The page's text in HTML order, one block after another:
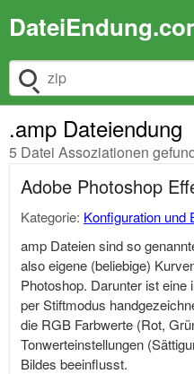
Dateiendung suchen
.amp Dateiendung
5 Datei Assoziationen
Adobe Photoshop
Kategorie: Konfiguration und
amp Dateien sind so
also eigene (beliebige)
Photoshop. Darunter ist
per Stiftmodus
die RGB Farbwerte (Rot,
Tonwerteinstellungen
Bildes beeinflusst.